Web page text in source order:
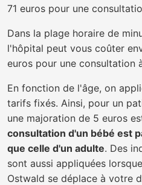
71 euros pour une
Dans la plage horaire de
l'hôpital peut vous coûter
euros pour une consultation
En fonction de l'âge, on
tarifs fixés. Ainsi, pour un
une majoration de 5 euros
consultation d'un bébé est
que celle d'un adulte. Des
sont aussi appliquées
Ostwald se déplace à votre